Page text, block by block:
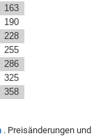
163
190
228
255
286
325
358
. Preisänderungen und